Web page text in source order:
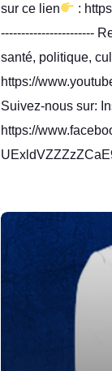
sur ce lien
:
-----------------------
santé, politique,
https://
Suivez-nous sur:
https://